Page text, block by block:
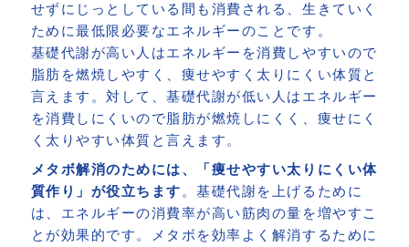
せずにじっとしている間も消費される、生きていく
ために最低限必要なエネルギーのことです。
基礎代謝が高い人はエネルギーを消費しやすいので
脂肪を燃焼しやすく、痩せやすく太りにくい体質と
言えます。対して、基礎代謝が低い人はエネルギー
を消費しにくいので脂肪が燃焼しにくく、痩せにく
く太りやすい体質と言えます。
メタボ解消のためには、「痩せやすい太りにくい体
質作り」が役立ちます 。基礎代謝を上げるために
は、エネルギーの消費率が高い筋肉の量を増やすこ
とが効果的です。メタボを効率よく解消するために